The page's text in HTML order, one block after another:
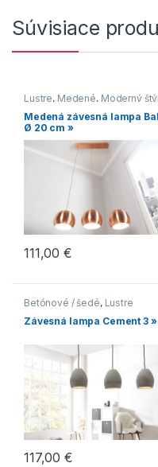
Súvisiace
Lustre, Medené, Moderný štýl
Medená závesná lampa
Ø 20 cm »
111,00€
Betónové / šedé, Lustre
Závesná lampa Cement 3 »
117,00€